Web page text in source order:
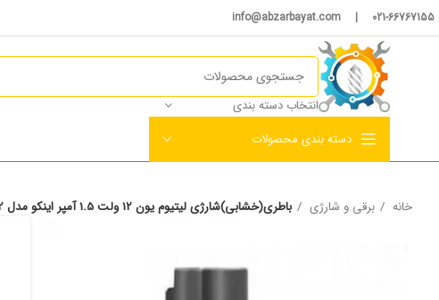
021-66767155 | info@abzarbayat.com
انتخاب دسته بندی
دسته بندی محصولات
خانه برقی و شارژی باطری(خشابی)شارژی لیتیوم یون 12 ولت 1.5 آمپر اینکو مدل FBLI12152